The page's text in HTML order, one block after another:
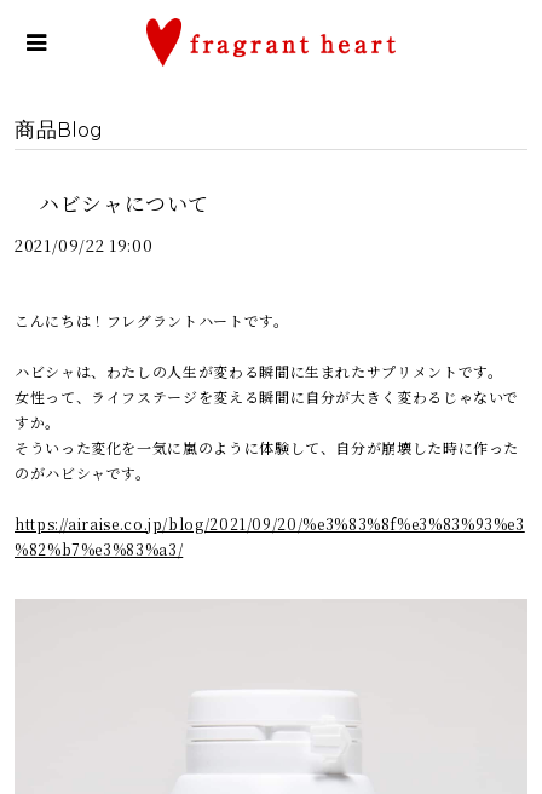
商品Blog
ハビシャについて
2021/09/22 19:00
こんにちは！フレグラントハートです。
ハビシャは、わたしの人生が変わる瞬間に生まれたサプリメントです。
女性って、ライフステージを変える瞬間に自分が大きく変わるじゃないで
すか。
そういった変化を一気に嵐のように体験して、自分が崩壊した時に作った
のがハビシャです。
https://airaise.co.jp/blog/2021/09/20/%e3%83%8f%e3%83%93%e3
%82%b7%e3%83%a3/